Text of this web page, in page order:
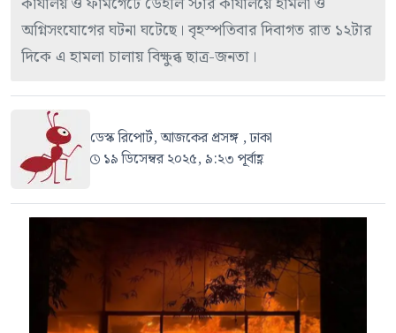
অগ্নিসংযোগের ঘটনা ঘটেছে। বৃহস্পতিবার দিবাগত রাত ১২টার
দিকে এ হামলা চালায় বিক্ষুব্ধ ছাত্র-জনতা।
ডেস্ক রিপোর্ট, আজকের প্রসঙ্গ , ঢাকা
১৯ ডিসেম্বর ২০২৫, ৯:২৩ পূর্বাহ্ণ